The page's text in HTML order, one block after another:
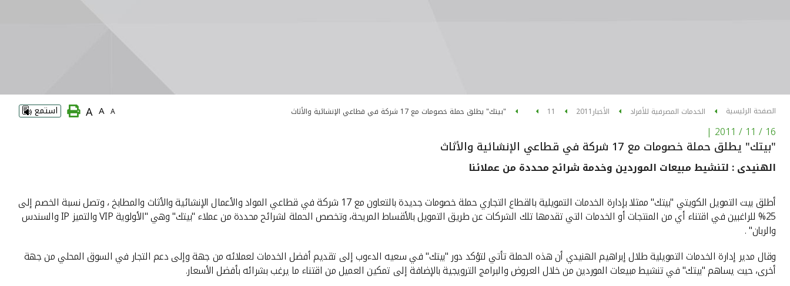
الصفحة الرئيسية الخدمات المصرفية للأفراد الأخبار2011
11 "بيتك" يطلق حملة خصومات مع 17 شركة في قطاعي الإنشائية والأثاث A
A
A استمع
16 / 11 / 2011
|
"بيتك" يطلق حملة خصومات مع 17 شركة في قطاعي الإنشائية والأثاث
الهنيدى : لتنشيط مبيعات الموردين وخدمة شرائح محددة من عملائنا
أطلق بيت التمويل الكويتي "بيتك" ممثلا بإدارة الخدمات التمويلية بالقطاع التجاري حملة خصومات جديدة بالتعاون مع 17 شركة في قطاعي المواد والأعمال الإنشائية والأثاث والمطابخ ، وتصل نسبة الخصم إلى
25% للراغبين في اقتناء أي من المنتجات أو الخدمات التي تقدمها تلك الشركات عن طريق التمويل بالأقساط المريحة، وتخصص الحملة لشرائح محددة من عملاء "بيتك" وهي "الأولوية VIP والتميز IP والسندس
والربان" .
وقال مدير إدارة الخدمات التمويلية طلال إبراهيم الهنيدي أن هذه الحملة تأتي لتؤكد دور "بيتك" في سعيه الدءوب إلى تقديم أفضل الخدمات لعملائه من جهة وإلى دعم التجار في السوق المحلي من جهة
أخرى، حيث يساهم "بيتك" في تنشيط مبيعات الموردين من خلال العروض والبرامج الترويجية بالإضافة إلى تمكين العميل من اقتناء ما يرغب بشرائه بأفضل الأسعار.